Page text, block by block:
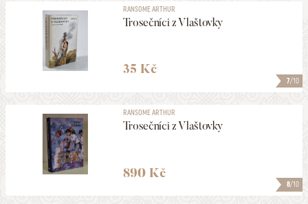
7/10
RANSOME ARTHUR
Trosečníci z Vlaštovky
35 Kč
8/10
RANSOME ARTHUR
Trosečníci z Vlaštovky
890 Kč